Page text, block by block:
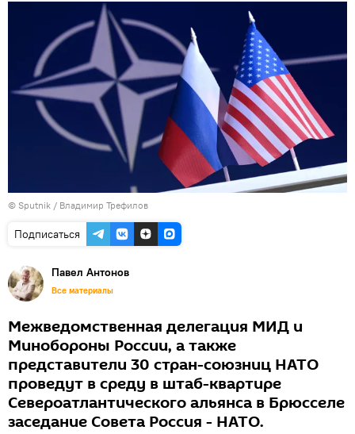
© Sputnik / Владимир Трефилов
Подписаться
Павел Антонов
Все материалы
Межведомственная делегация МИД и
Минобороны России, а также
представители 30 стран-союзниц НАТО
проведут в среду в штаб-квартире
Североатлантического альянса в Брюсселе
заседание Совета Россия - НАТО.